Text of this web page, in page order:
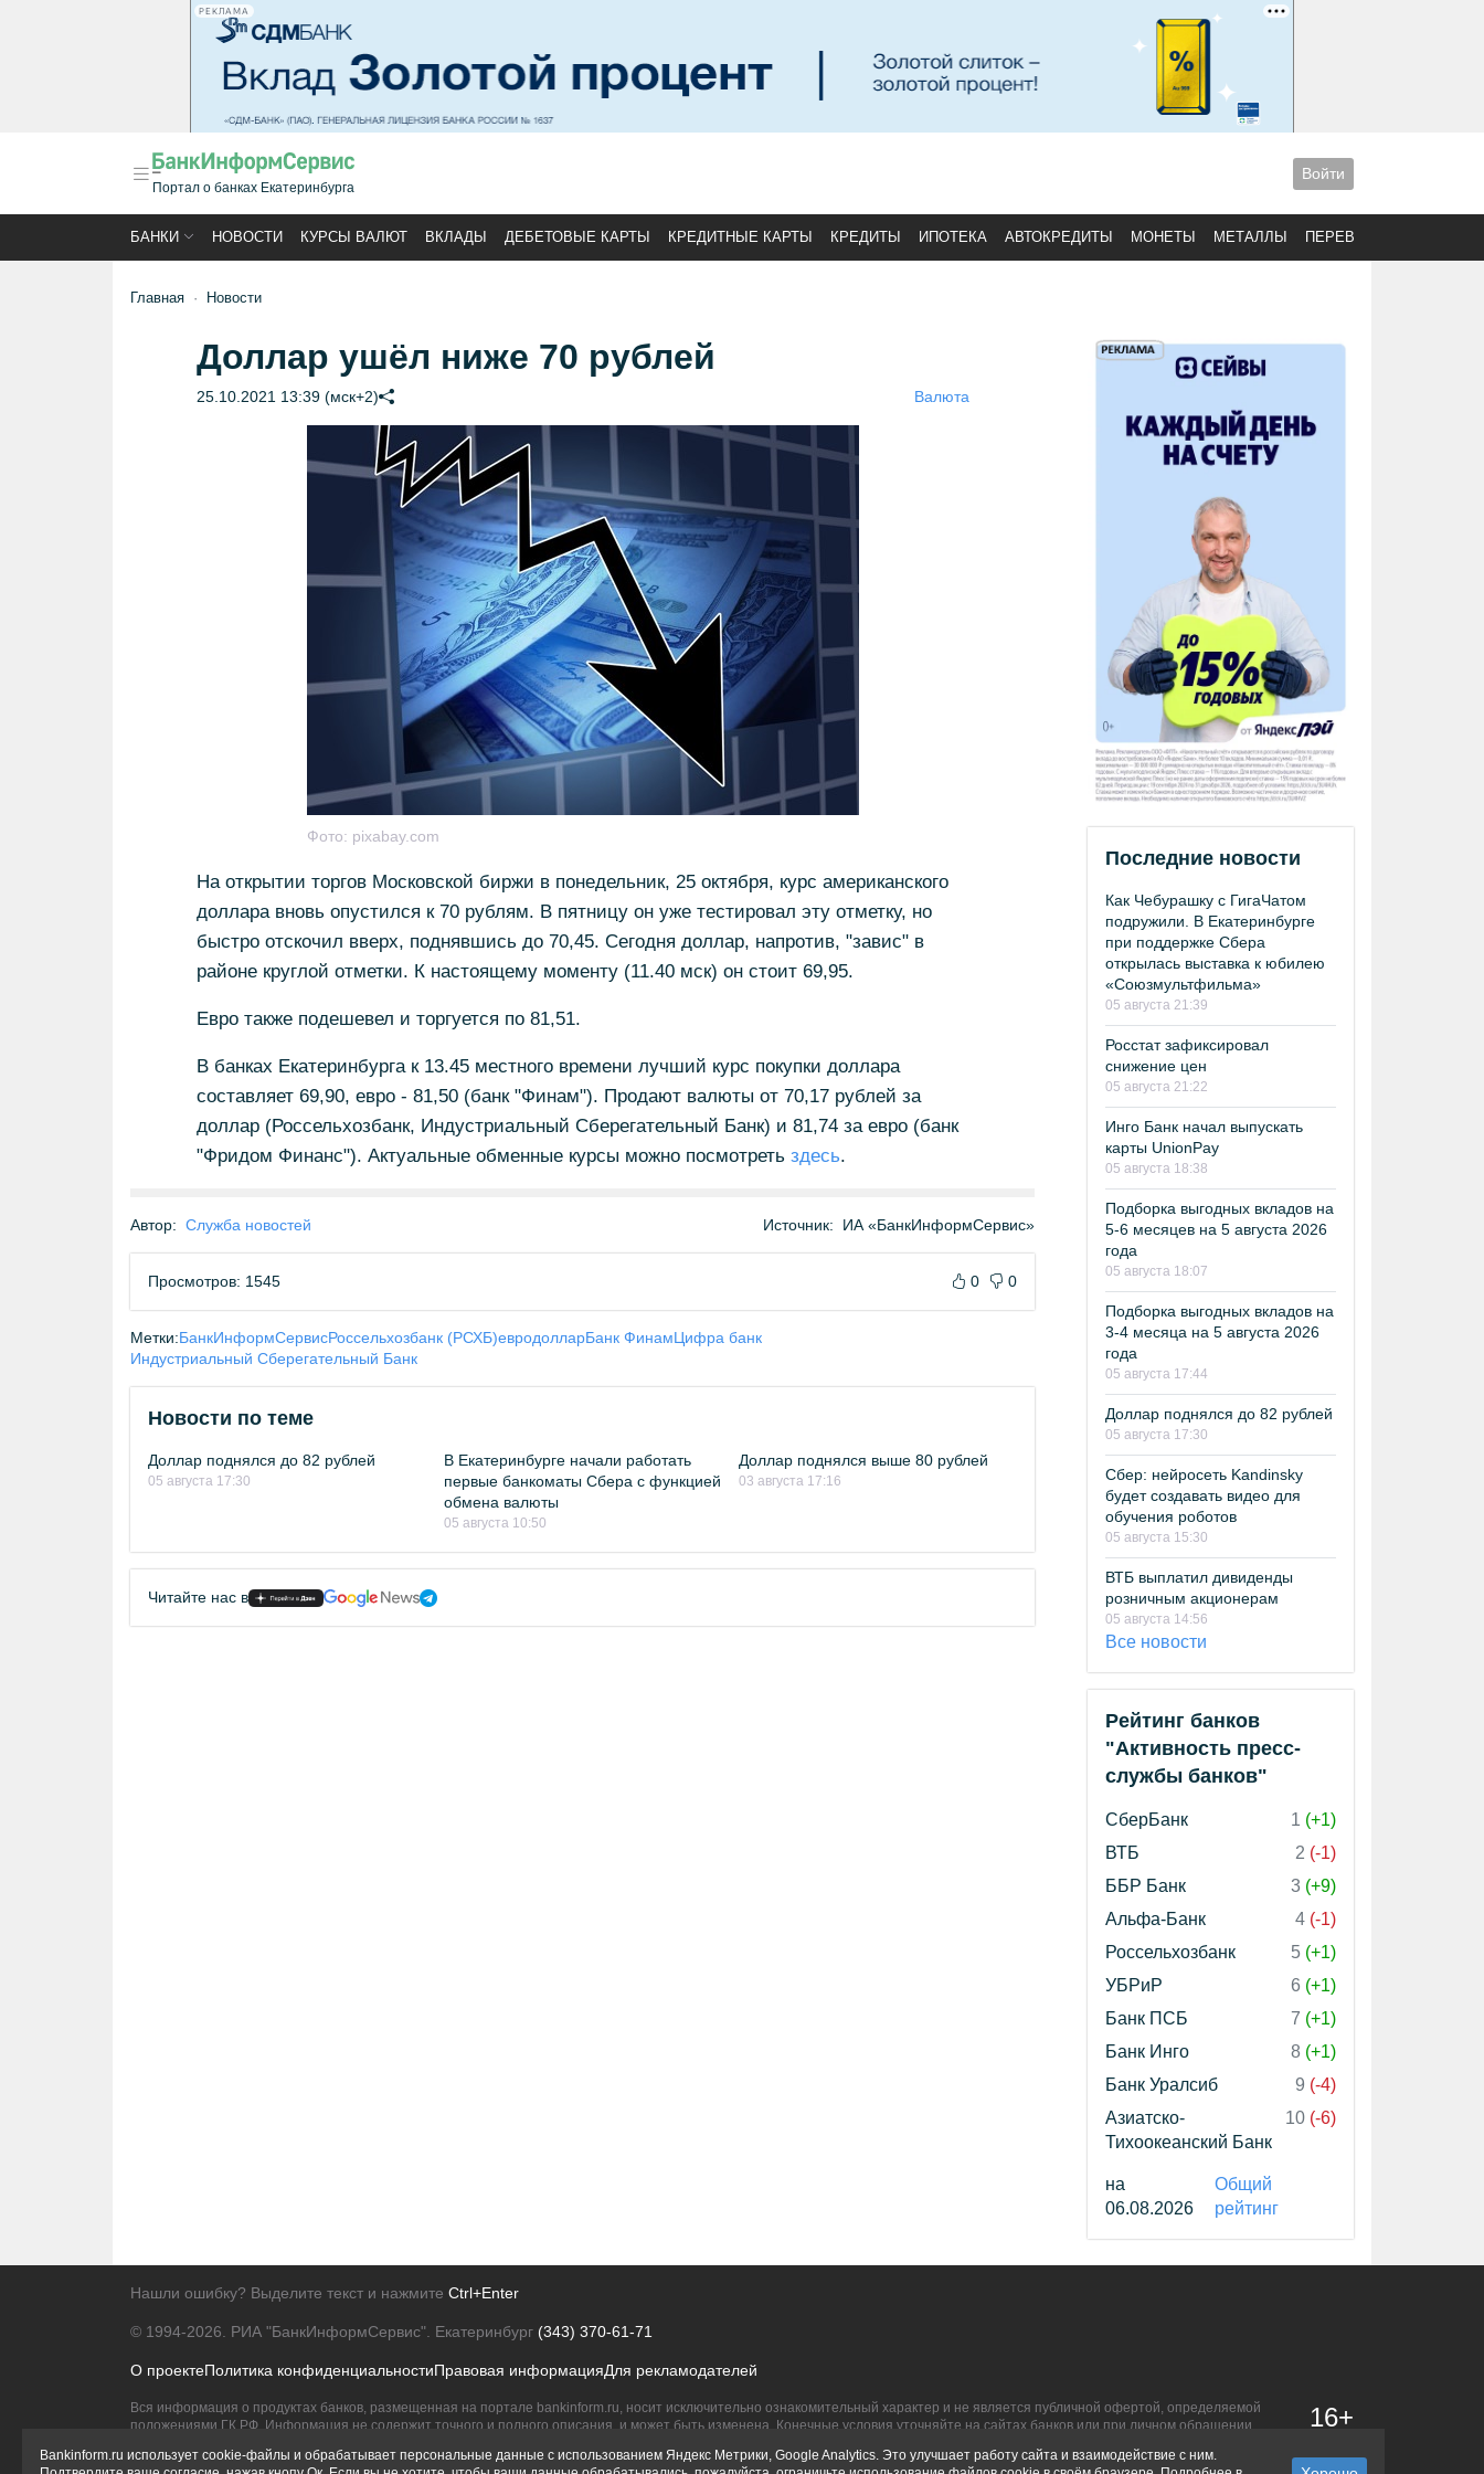
РЕКЛАМА
Портал о банках Екатеринбурга
Войти
БАНКИ НОВОСТИ КУРСЫ ВАЛЮТ ВКЛАДЫ ДЕБЕТОВЫЕ КАРТЫ КРЕДИТНЫЕ КАРТЫ КРЕДИТЫ ИПОТЕКА АВТОКРЕДИТЫ МОНЕТЫ МЕТАЛЛЫ ПЕРЕВОДЫ
Главная Новости
Доллар ушёл ниже 70 рублей
25.10.2021 13:39 (мск+2) Валюта
Фото: pixabay.com
На открытии торгов Московской биржи в понедельник, 25 октября, курс американского
доллара вновь опустился к 70 рублям. В пятницу он уже тестировал эту отметку, но
быстро отскочил вверх, поднявшись до 70,45. Сегодня доллар, напротив, "завис" в
районе круглой отметки. К настоящему моменту (11.40 мск) он стоит 69,95.
Евро также подешевел и торгуется по 81,51.
В банках Екатеринбурга к 13.45 местного времени лучший курс покупки доллара
составляет 69,90, евро - 81,50 (банк "Финам"). Продают валюты от 70,17 рублей за
доллар (Россельхозбанк, Индустриальный Сберегательный Банк) и 81,74 за евро (банк
"Фридом Финанс"). Актуальные обменные курсы можно посмотреть здесь.
Автор: Служба новостей Источник: ИА «БанкИнформСервис»
Просмотров: 1545 0 0
Метки:БанкИнформСервисРоссельхозбанк (РСХБ)евродолларБанк ФинамЦифра банк
Индустриальный Сберегательный Банк
Новости по теме
Доллар поднялся до 82 рублей
05 августа 17:30
В Екатеринбурге начали работать
первые банкоматы Сбера с функцией
обмена валюты
05 августа 10:50
Доллар поднялся выше 80 рублей
03 августа 17:16
Читайте нас в
Последние новости
Как Чебурашку с ГигаЧатом
подружили. В Екатеринбурге
при поддержке Сбера
открылась выставка к юбилею
«Союзмультфильма»
05 августа 21:39
Росстат зафиксировал
снижение цен
05 августа 21:22
Инго Банк начал выпускать
карты UnionPay
05 августа 18:38
Подборка выгодных вкладов на
5-6 месяцев на 5 августа 2026
года
05 августа 18:07
Подборка выгодных вкладов на
3-4 месяца на 5 августа 2026
года
05 августа 17:44
Доллар поднялся до 82 рублей
05 августа 17:30
Сбер: нейросеть Kandinsky
будет создавать видео для
обучения роботов
05 августа 15:30
ВТБ выплатил дивиденды
розничным акционерам
05 августа 14:56
Все новости
Рейтинг банков
"Активность пресс-
службы банков"
СберБанк 1 (+1)
ВТБ
2 (-1)
ББР Банк
3 (+9)
Альфа-Банк
4 (-1)
Россельхозбанк
5 (+1)
УБРиР
6 (+1)
Банк ПСБ
7 (+1)
Банк Инго
8 (+1)
Банк Уралсиб
9 (-4)
Азиатско-
Тихоокеанский Банк
10 (-6)
на
06.08.2026
Общий
рейтинг
Нашли ошибку? Выделите текст и нажмите Ctrl+Enter
© 1994-2026. РИА "БанкИнформСервис". Екатеринбург (343) 370-61-71
О проектеПолитика конфиденциальностиПравовая информацияДля рекламодателей
Вся информация о продуктах банков, размещенная на портале bankinform.ru, носит исключительно ознакомительный характер и не является публичной офертой, определяемой
положениями ГК РФ. Информация не содержит точного и полного описания, и может быть изменена. Конечные условия уточняйте на сайтах банков или при личном обращении.
16+
Bankinform.ru использует cookie-файлы и обрабатывает персональные данные с использованием Яндекс Метрики, Google Analytics. Это улучшает работу сайта и взаимодействие с ним.